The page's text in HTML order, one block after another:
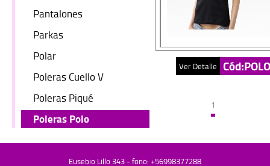
Pantalones
Parkas
Polar
Poleras Cuello V
Poleras Piqué
Poleras Polo
Ver Detalle
1
Eusebio Lillo 343 - fono: +56998377288